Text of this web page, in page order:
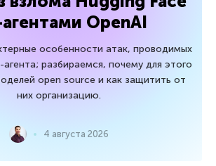
OpenAI
особенности атак, проводимых
разбираемся, почему для этого
open source и как защитить от
них организацию.
4 августа 2026